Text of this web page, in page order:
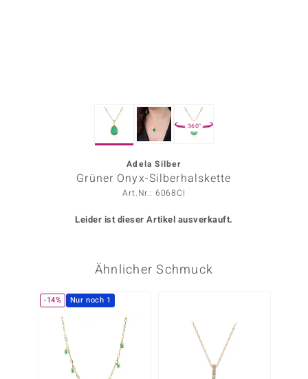
360°
Adela Silber
Grüner Onyx-Silberhalskette
Art.Nr.: 6068CI
Leider ist dieser Artikel ausverkauft.
Ähnlicher Schmuck
-14% Nur noch 1